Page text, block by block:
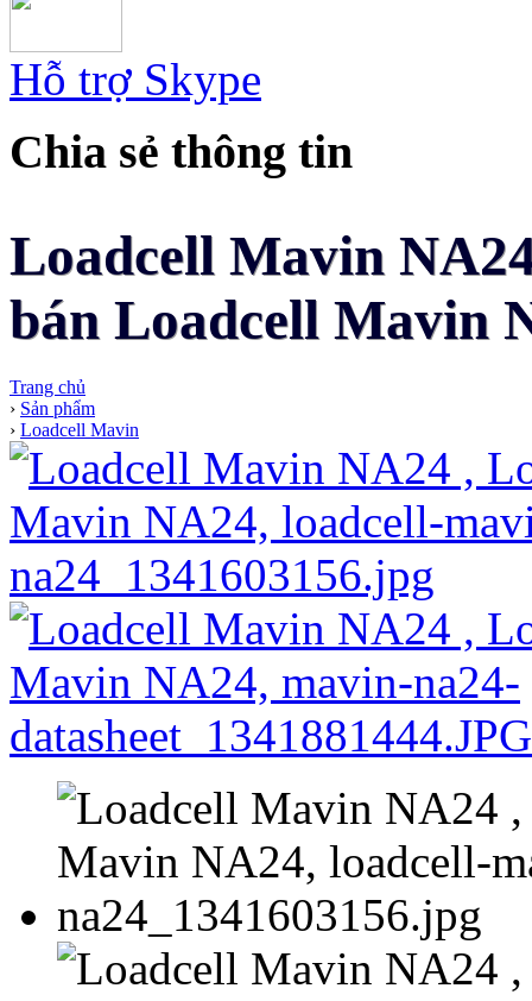
Hỗ trợ Skype
Chia sẻ thông tin
Loadcell Mavin
bán Loadcell Mavin
Trang chủ
› Sản phẩm
› Loadcell Mavin